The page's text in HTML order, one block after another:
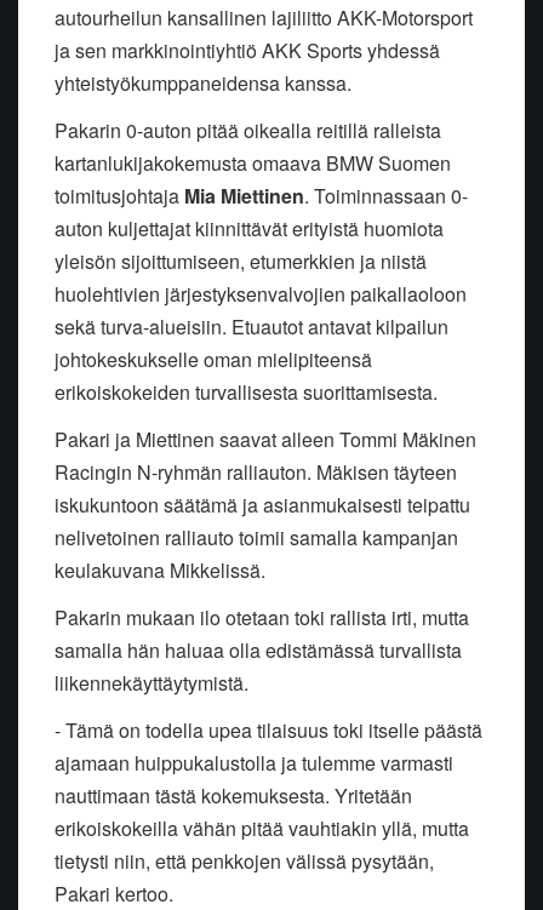
autourheilun kansallinen lajiliitto AKK-Motorsport
ja sen markkinointiyhtiö AKK Sports yhdessä
yhteistyökumppaneidensa kanssa.
Pakarin 0-auton pitää oikealla reitillä ralleista
kartanlukijakokemusta omaava BMW Suomen
toimitusjohtaja Mia Miettinen. Toiminnassaan 0-
auton kuljettajat kiinnittävät erityistä huomiota
yleisön sijoittumiseen, etumerkkien ja niistä
huolehtivien järjestyksenvalvojien paikallaoloon
sekä turva-alueisiin. Etuautot antavat kilpailun
johtokeskukselle oman mielipiteensä
erikoiskokeiden turvallisesta suorittamisesta.
Pakari ja Miettinen saavat alleen Tommi Mäkinen
Racingin N-ryhmän ralliauton. Mäkisen täyteen
iskukuntoon säätämä ja asianmukaisesti teipattu
nelivetoinen ralliauto toimii samalla kampanjan
keulakuvana Mikkelissä.
Pakarin mukaan ilo otetaan toki rallista irti, mutta
samalla hän haluaa olla edistämässä turvallista
liikennekäyttäytymistä.
- Tämä on todella upea tilaisuus toki itselle päästä
ajamaan huippukalustolla ja tulemme varmasti
nauttimaan tästä kokemuksesta. Yritetään
erikoiskokeilla vähän pitää vauhtiakin yllä, mutta
tietysti niin, että penkkojen välissä pysytään,
Pakari kertoo.